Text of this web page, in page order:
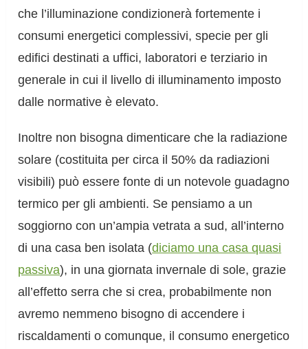
che l’illuminazione condizionerà fortemente i
consumi energetici complessivi, specie per gli
edifici destinati a uffici, laboratori e terziario in
generale in cui il livello di illuminamento imposto
dalle normative è elevato.
Inoltre non bisogna dimenticare che la radiazione
solare (costituita per circa il 50% da radiazioni
visibili) può essere fonte di un notevole guadagno
termico per gli ambienti. Se pensiamo a un
soggiorno con un’ampia vetrata a sud, all’interno
di una casa ben isolata (diciamo una casa quasi
passiva), in una giornata invernale di sole, grazie
all’effetto serra che si crea, probabilmente non
avremo nemmeno bisogno di accendere i
riscaldamenti o comunque, il consumo energetico